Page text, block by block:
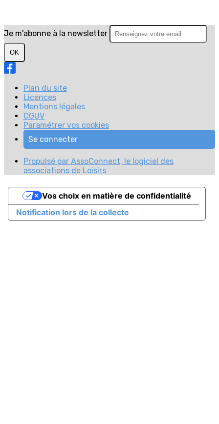
Je m'abonne à la newsletter
OK
Plan du site
Licences
Mentions légales
CGUV
Paramétrer vos cookies
Se connecter
Propulsé par AssoConnect, le logiciel des
associations de Loisirs
Notification lors de la collecte
Vos choix en matière de confidentialité